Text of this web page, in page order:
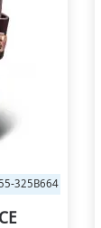
325A745
Black